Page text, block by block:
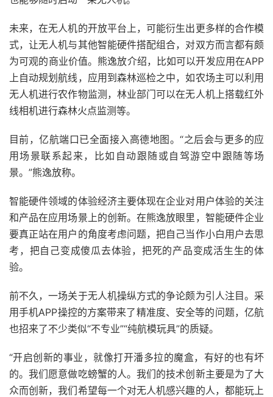
未来，在无人机的开放平台上，可能衍生出更多样的合作模
式，让无人机与其他智能硬件搭配组合，对双方而言都有颇
为可观的商业价值。熊逸放介绍，比如可以开发应用在APP
上自动规划航线，应用到森林巡检之中，如农场主可以利用
无人机进行农作物监测，林业部门可以在无人机上搭载红外
线相机进行森林火点监测等。
目前，亿航端口已全面接入高德地图。“之后会与更多的应
用场景联系起来，比如自动跟随或自驾游空中跟随等场
景。”熊逸放称。
智能硬件领域的体验经济主要体现在企业对用户体验的关注
和产品在应用场景上的创新。在熊逸放眼里，智能硬件企业
要真正站在用户的角度考虑问题，把自己当作小白用户去思
考，把自己变成傻瓜去体验，把死的产品变成活生生的体
验。
前不久，一场关于无人机操纵方式的争论颇为引人注目。采
用手机APP操控的方案带来了精准度、安全等的问题，亿航
也招来了不少类似“不专业”“纯航模玩具”的质疑。
“开启创新的事业，就像打开潘多拉的魔盒，有好的也有坏
的。我们愿意做吃螃蟹的人。我们的技术创新主要是为了大
众而创新，我们希望每一个对无人机感兴趣的人，都能玩上